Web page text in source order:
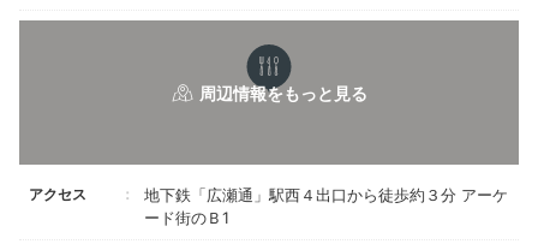
アクセス
地下鉄「広瀬通」駅西４出口から徒歩約３分 アーケ
ード街のＢ1